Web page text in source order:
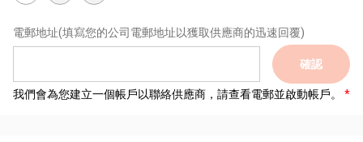
電郵地址(填寫您的公司電郵地址以獲取供應商的迅速回覆)
確認
我們會為您建立一個帳戶以聯絡供應商，請查看電郵並啟動帳戶。